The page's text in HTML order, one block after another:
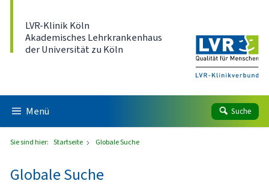
LVR-Klinik Köln
Akademisches Lehrkrankenhaus
der Universität zu Köln
Menü Suche
Sie sind hier: Startseite Globale Suche
Globale Suche